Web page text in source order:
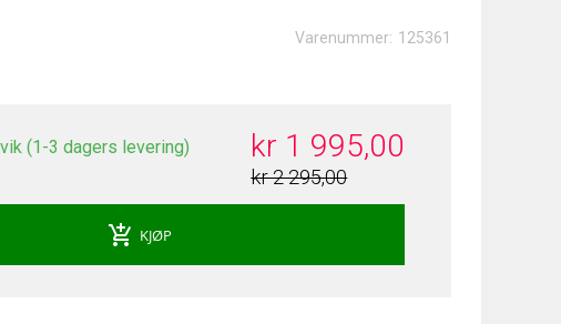
Varenummer: 125361
kr 1 995,00
kr 2 295,00
(1-3 dagers levering)
add_shopping_cart KJØP